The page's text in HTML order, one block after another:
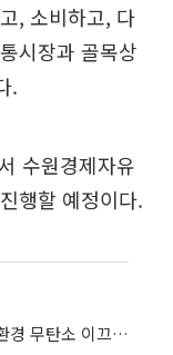
, 소비하고, 다
시장과 골목상
.
수원경제자유
행할 예정이다.
원전부터 수상태양광·양수발전까지⋯친환경 무탄소 이끄는 한수원